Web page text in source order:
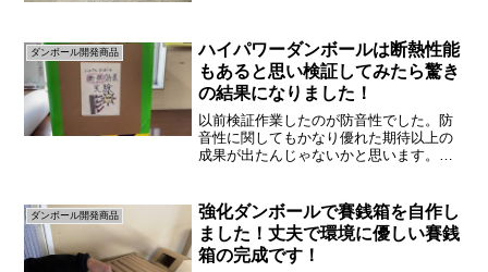
ダンボール開発商品
ハイパワーダンボールは断熱性能
もあると思い検証してみたら驚き
の結果になりました！
以前検証作業したのが防音性でした。防
音性に関してもかなり優れた期待以上の
成果が出たんじゃないかと思います。防
験してみたらすさまじい効果があり驚き
ました！）なので下にリン...
ダンボール開発商品
強化ダンボールで賽銭箱を自作し
ました！丈夫で環境に優しい賽銭
箱の完成です！